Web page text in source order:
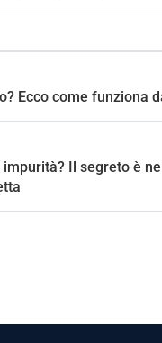
Ecco come funziona
impurità? Il segreto è